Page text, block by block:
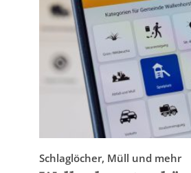
Schlaglöcher, Müll und mehr